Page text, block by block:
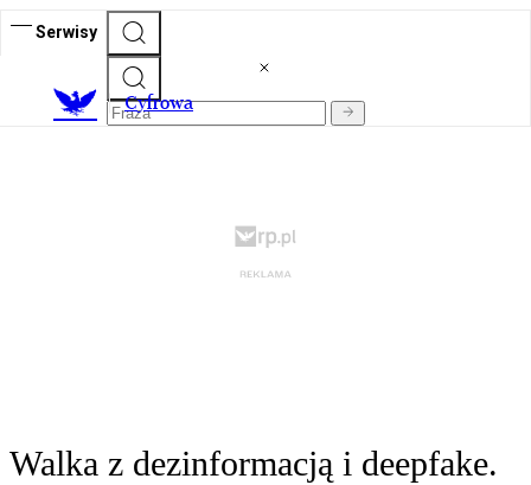
Serwisy
Cyfrowa
Walka z dezinformacją i deepfake.